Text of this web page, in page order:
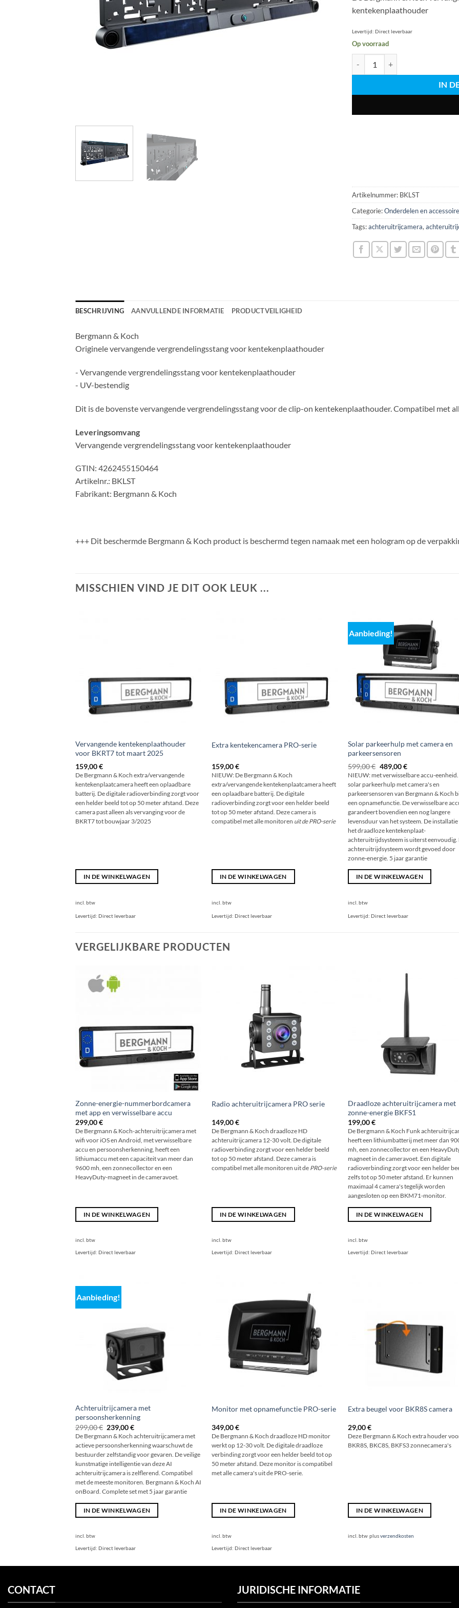
kentekenplaathouder
Levertijd: Direct leverbaar
Op voorraad
IN
Artikelnummer: BKLST
Categorie:Onderdelen en
Tags:achteruitrijcamera,
BESCHRIJVING AANVULLENDE INFORMATIE PRODUCTVEILIGHEID
Bergmann & Koch
Originele vervangende vergrendelingsstang voor kentekenplaathouder
- Vervangende vergrendelingsstang voor kentekenplaathouder
- UV-bestendig
Dit is de bovenste vervangende vergrendelingsstang voor de clip-on kentekenplaathouder. Compatibel met
Leveringsomvang
Vervangende vergrendelingsstang voor kentekenplaathouder
GTIN: 4262455150464
Artikelnr.: BKLST
Fabrikant: Bergmann & Koch
+++ Dit beschermde Bergmann & Koch product is beschermd tegen namaak met een hologram op de
MISSCHIEN VIND JE DIT OOK LEUK ...
Vervangende kentekenplaathouder
voor BKRT7 tot maart 2025
159,00€
De Bergmann & Koch extra/vervangende
kentekenplaatcamera heeft een oplaadbare
batterij. De digitale radioverbinding zorgt voor
een helder beeld tot op 50 meter afstand. Deze
camera past alleen als vervanging voor de
BKRT7 tot bouwjaar 3/2025
IN DE WINKELWAGEN
incl. btw
Levertijd: Direct leverbaar
Extra kentekencamera PRO-serie
159,00€
NIEUW: De Bergmann & Koch
extra/vervangende kentekenplaatcamera heeft
een oplaadbare batterij. De digitale
radioverbinding zorgt voor een helder beeld
tot op 50 meter afstand. Deze camera is
compatibel met alle monitoren uit de PRO-serie
IN DE WINKELWAGEN
incl. btw
Levertijd: Direct leverbaar
Aanbieding!
Solar parkeerhulp met camera en
parkeersensoren
599,00€ Oorspronkelijke
prijs
was:
599,00 €
489,00€De
huidige
prijs
is:
489,00
€.
NIEUW: met verwisselbare accu-
solar parkeerhulp met camera's en
parkeersensoren van Bergmann & Koch
een opnamefunctie. De verwisselbare
garandeert bovendien een nog langere
levensduur van het systeem. De installatie
het draadloze kentekenplaat-
achteruitrijdsysteem is uiterst eenvoudig.
achteruitrijdsysteem wordt gevoed door
zonne-energie. 5 jaar garantie
IN DE WINKELWAGEN
incl. btw
Levertijd: Direct leverbaar
VERGELIJKBARE PRODUCTEN
Zonne-energie-nummerbordcamera
met app en verwisselbare accu
299,00€
De Bergmann & Koch-achteruitrijcamera met
wifi voor iOS en Android, met verwisselbare
accu en persoonsherkenning, heeft een
lithiumaccu met een capaciteit van meer dan
9600 mh, een zonnecollector en een
HeavyDuty-magneet in de cameravoet.
IN DE WINKELWAGEN
incl. btw
Levertijd: Direct leverbaar
Radio achteruitrijcamera PRO serie
149,00€
De Bergmann & Koch draadloze HD
achteruitrijcamera 12-30 volt. De digitale
radioverbinding zorgt voor een helder beeld
tot op 50 meter afstand. Deze camera is
compatibel met alle monitoren uit de PRO-serie
IN DE WINKELWAGEN
incl. btw
Levertijd: Direct leverbaar
Draadloze achteruitrijcamera met
zonne-energie BKFS1
199,00€
De Bergmann & Koch Funk
heeft een lithiumbatterij met meer dan
mh, een zonnecollector en een
magneet in de cameravoet. Een digitale
radioverbinding zorgt voor een helder
zelfs tot op 50 meter afstand. Er kunnen
maximaal 4 camera's tegelijk worden
aangesloten op een BKM71-monitor.
IN DE WINKELWAGEN
incl. btw
Levertijd: Direct leverbaar
Aanbieding!
Achteruitrijcamera met
persoonsherkenning
299,00€ Originele
prijs
was:
€
299,00
239,00€Huidige
prijs
is:
239,00
€.
De Bergmann & Koch achteruitrijcamera met
actieve persoonsherkenning waarschuwt de
bestuurder zelfstandig voor gevaren. De veilige
kunstmatige intelligentie van deze AI
achteruitrijcamera is zelflerend. Compatibel
met de meeste monitoren. Bergmann & Koch AI
onBoard. Complete set met 5 jaar garantie
IN DE WINKELWAGEN
incl. btw
Levertijd: Direct leverbaar
Monitor met opnamefunctie PRO-serie
349,00€
De Bergmann & Koch draadloze HD monitor
werkt op 12-30 volt. De digitale draadloze
verbinding zorgt voor een helder beeld tot op
50 meter afstand. Deze monitor is compatibel
met alle camera's uit de PRO-serie.
IN DE WINKELWAGEN
incl. btw
Levertijd: Direct leverbaar
Extra beugel voor BKR8S camera
29,00€
Deze Bergmann & Koch extra houder
BKR8S, BKC8S, BKFS3 zonnecamera's
IN DE WINKELWAGEN
incl. btw plusverzendkosten
CONTACT JURIDISCHE INFORMATIE